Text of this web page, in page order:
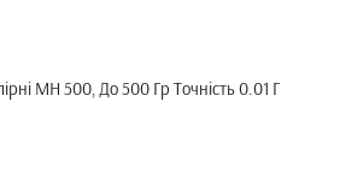
MH 500, До 500 Гр Точність 0.01 Г